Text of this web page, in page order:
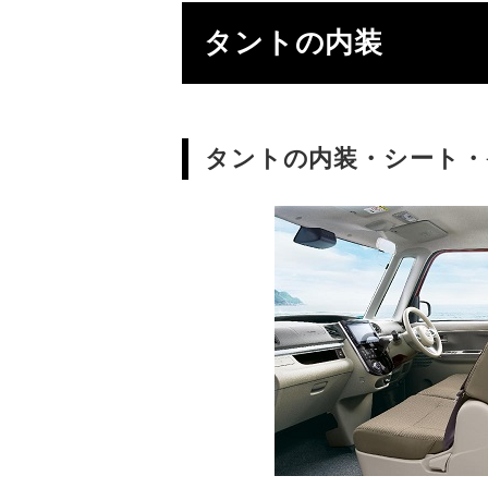
タントの内装
タントの内装・シート